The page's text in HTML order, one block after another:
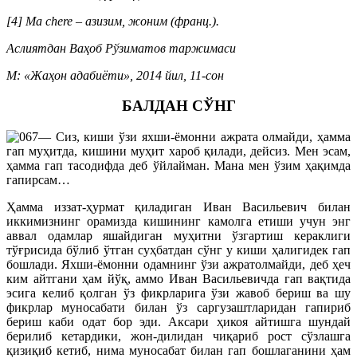
[4] Мa chere – азизим, жоним (франц.).
Аслиятдан Ваҳоб Рўзиматов таржимаси
M: «Жаҳон адабиёти», 2014 йил, 11-сон
БАЛДАН СЎНГ
— Сиз, киши ўзи яхши-ёмонни ажрата олмайди, ҳамма
гап муҳитда, кишини муҳит хароб қилади, дейсиз. Мен эсам,
ҳамма гап тасодифда деб ўйлайман. Мана мен ўзим ҳақимда
гапирсам…
Ҳамма иззат-ҳурмат қиладиган Иван Васильевич билан
иккимизнинг орамизда кишининг камолга етиши учун энг
аввал одамлар яшайдиган муҳитни ўзгартиш кераклиги
тўғрисида бўлиб ўтган суҳбатдан сўнг у киши ҳалигидек гап
бошлади. Яхши-ёмонни одамнинг ўзи ажратолмайди, деб ҳеч
ким айтгани ҳам йўқ, аммо Иван Васильевичда гап вақтида
эсига келиб қолган ўз фикрларига ўзи жавоб бериш ва шу
фикрлар муносабати билан ўз саргузаштларидан гапириб
бериш каби одат бор эди. Аксари ҳикоя айтишга шундай
берилиб кетардики, жон-дилидан чиқариб рост сўзлашга
қизиқиб кетиб, нима муносабат билан гап бошлаганини ҳам